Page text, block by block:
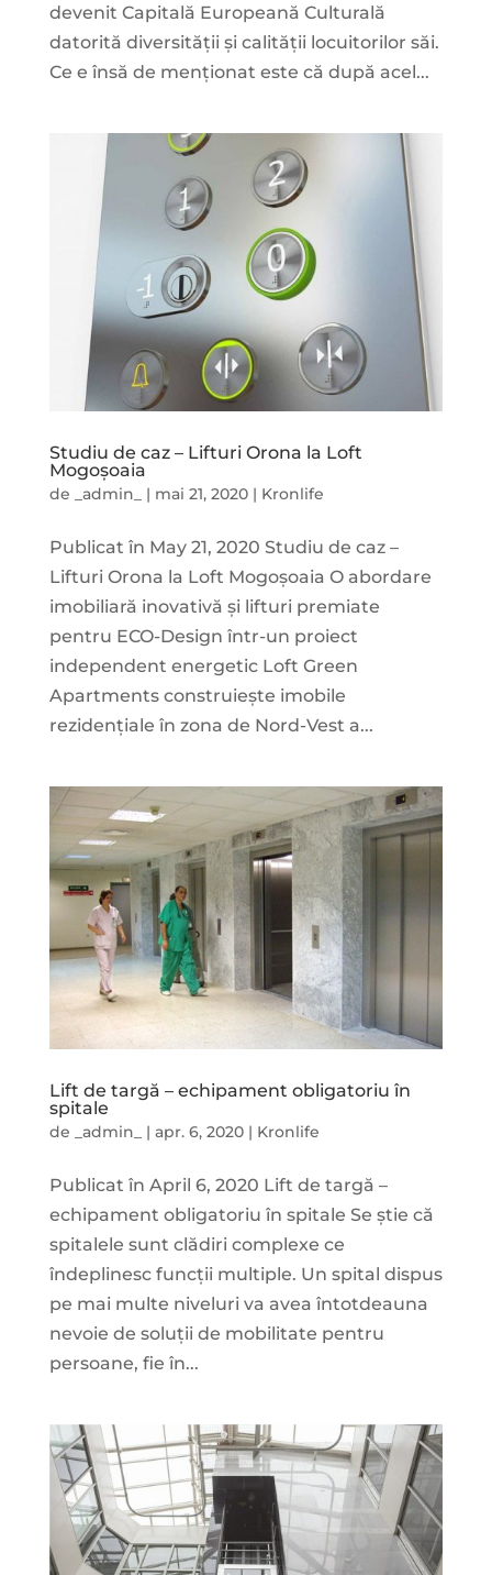
devenit Capitală Europeană Culturală
datorită diversității și calității locuitorilor săi.
Ce e însă de menționat este că după acel...
Studiu de caz – Lifturi Orona la Loft
Mogoșoaia
de _admin_ | mai 21, 2020| Kronlife
Publicat în May 21, 2020 Studiu de caz –
Lifturi Orona la Loft Mogoșoaia O abordare
imobiliară inovativă și lifturi premiate
pentru ECO-Design într-un proiect
independent energetic Loft Green
Apartments construiește imobile
rezidențiale în zona de Nord-Vest a...
Lift de targă – echipament obligatoriu în
spitale
de _admin_ | apr. 6, 2020| Kronlife
Publicat în April 6, 2020 Lift de targă –
echipament obligatoriu în spitale Se știe că
spitalele sunt clădiri complexe ce
îndeplinesc funcții multiple. Un spital dispus
pe mai multe niveluri va avea întotdeauna
nevoie de soluții de mobilitate pentru
persoane, fie în...